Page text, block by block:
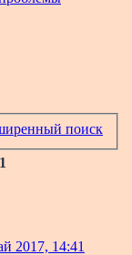
поиск
1
2017, 14:41